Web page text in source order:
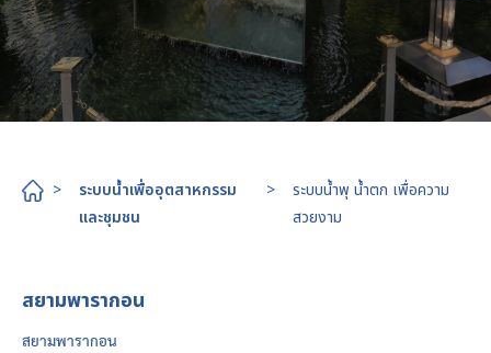
>
ระบบน้ำเพื่ออุตสาหกรรม
และชุมชน
>
ระบบน้ำพุ น้ำตก เพื่อความ
สวยงาม
สยามพารากอน
สยามพารากอน